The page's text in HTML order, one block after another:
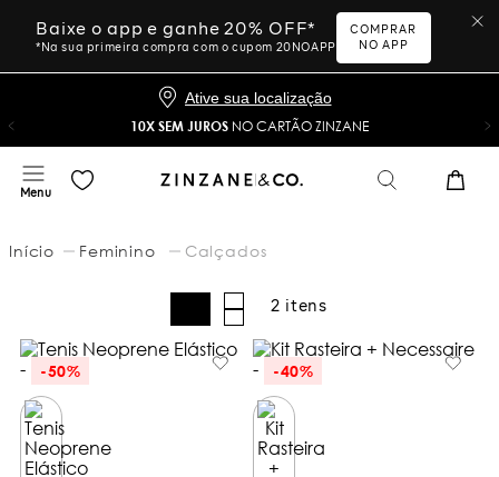
Baixe o app e ganhe 20% OFF*
*Na sua primeira compra com o cupom 20NOAPP
COMPRAR
NO APP
Ative sua localização
10X SEM JUROS NO CARTÃO ZINZANE
Feminino Calçados
2
-50% -40%